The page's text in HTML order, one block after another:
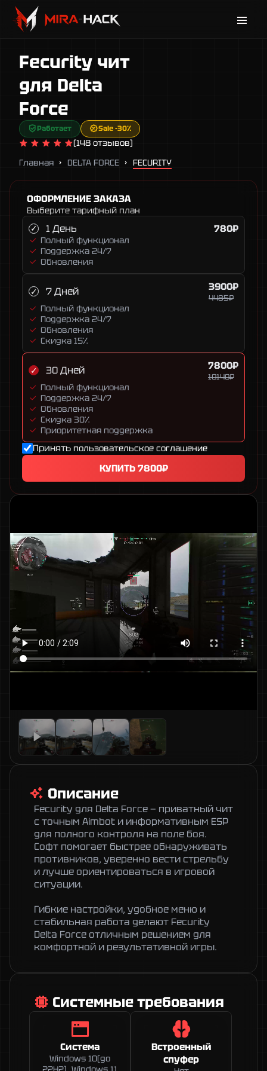
Каталог
Новости
Поддержка
Гарантии
Контакты
Fecurity чит
для Delta
Force
Работает Sale -30%
(148 отзывов)
Главная
DELTA FORCE FECURITY
Описание
Fecurity для Delta Force — приватный чит
с точным Aimbot и информативным ESP
для полного контроля на поле боя.
Софт помогает быстрее обнаруживать
противников, уверенно вести стрельбу
и лучше ориентироваться в игровой
ситуации.
Гибкие настройки, удобное меню и
стабильная работа делают Fecurity
Delta Force отличным решением для
комфортной и результативной игры.
Системные требования
Система
Windows 10(до
Встроенный
спуфер
ОФОРМЛЕНИЕ ЗАКАЗА
Выберите тарифный план
1 День 780₽
Полный функционал
Поддержка 24/7
Обновления
7 Дней 3900₽
4485₽
Полный функционал
Поддержка 24/7
Обновления
Скидка 15%
30 Дней 7800₽
10140₽
Полный функционал
Поддержка 24/7
Обновления
Скидка 30%
Приоритетная поддержка
Принять пользовательское соглашение
КУПИТЬ7800₽